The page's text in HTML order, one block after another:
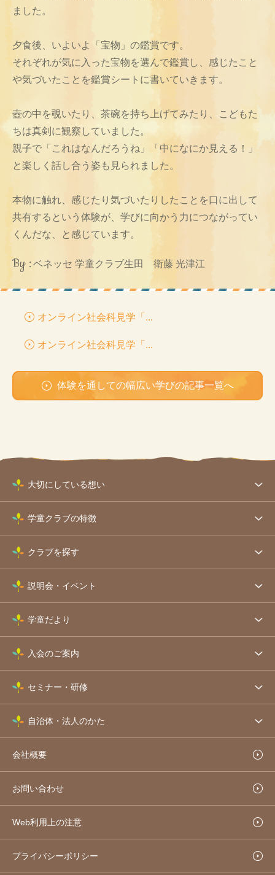
ました。
夕食後、いよいよ「宝物」の鑑賞です。
それぞれが気に入った宝物を選んで鑑賞し、感じたこと
や気づいたことを鑑賞シートに書いていきます。
壺の中を覗いたり、茶碗を持ち上げてみたり、こどもた
ちは真剣に観察していました。
親子で「これはなんだろうね」「中になにか見える！」
と楽しく話し合う姿も見られました。
本物に触れ、感じたり気づいたりしたことを口に出して
共有するという体験が、学びに向かう力につながってい
くんだな、と感じています。
By : ベネッセ 学童クラブ生田 衛藤 光津江
オンライン社会科見学「...
オンライン社会科見学「...
体験を通しての幅広い学びの記事一覧へ
大切にしている想い
学童クラブの特徴
クラブを探す
説明会・イベント
学童だより
入会のご案内
セミナー・研修
自治体・法人のかた
会社概要
お問い合わせ
Web利用上の注意
プライバシーポリシー